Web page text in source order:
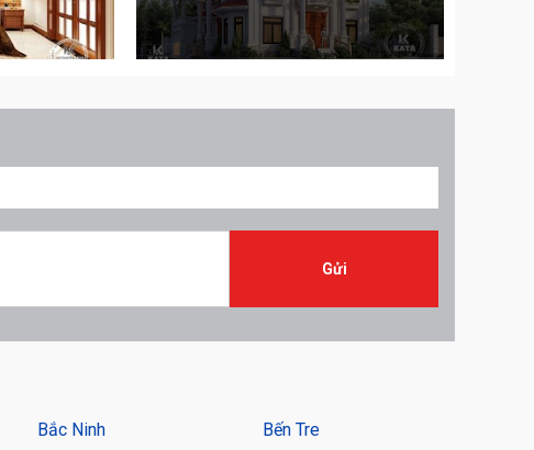
Bắc Ninh
Bến Tre